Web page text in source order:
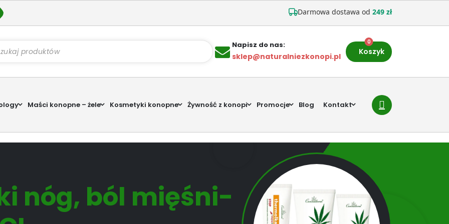
Darmowa dostawa od 249 zł
Napisz do nas:
sklep@naturalniezkonopi.pl
Koszyk
0
Maści konopne – żele Kosmetyki konopne Żywność z konopi Promocje Blog Kontakt
nóg, ból mięśni-